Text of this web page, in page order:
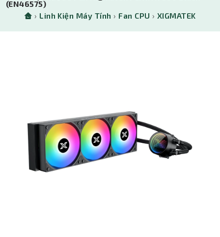
(EN46575)
› Linh Kiện Máy Tính › Fan CPU › XIGMATEK